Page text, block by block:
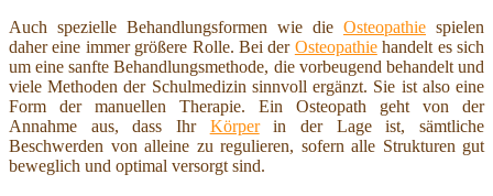
Auch spezielle Behandlungsformen wie die Osteopathie spielen
daher eine immer größere Rolle. Bei der Osteopathiehandelt es sich
um eine sanfte Behandlungsmethode, die vorbeugend behandelt und
viele Methoden der Schulmedizin sinnvoll ergänzt. Sie ist also eine
Form der manuellen Therapie. Ein Osteopath geht von der
Annahme aus, dass Ihr Körperin der Lage ist, sämtliche
Beschwerden von alleine zu regulieren, sofern alle Strukturen gut
beweglich und optimal versorgt sind.